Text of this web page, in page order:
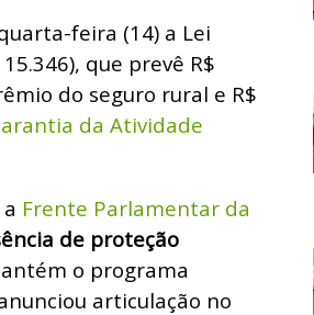
feira (14) a Lei
que prevê R$
do seguro rural e R$
da Atividade
Frente Parlamentar da
de proteção
o programa
articulação no